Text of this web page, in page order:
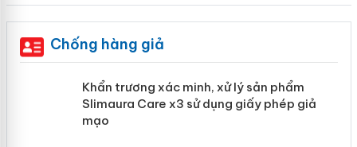
Chống hàng giả
Khẩn trương xác minh, xử lý sản phẩm
Slimaura Care x3 sử dụng giấy phép giả
mạo